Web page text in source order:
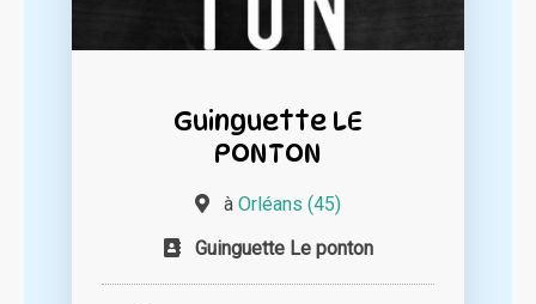
Guinguette LE
PONTON
à Orléans (45)
Guinguette Le ponton